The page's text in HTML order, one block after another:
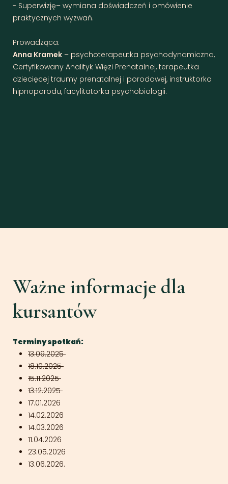
- Superwizję– wymiana doświadczeń i omówienie
praktycznych wyzwań.
Prowadząca:
Anna Kramek – psychoterapeutka psychodynamiczna,
Certyfikowany Analityk Więzi Prenatalnej, terapeutka
dziecięcej traumy prenatalnej i porodowej, instruktorka
hipnoporodu, facylitatorka psychobiologii.
Ważne informacje dla
kursantów
Terminy spotkań:
13.09.2025
18.10.2025
15.11.2025
13.12.2025
17.01.2026
14.02.2026
14.03.2026
11.04.2026
23.05.2026
13.06.2026.